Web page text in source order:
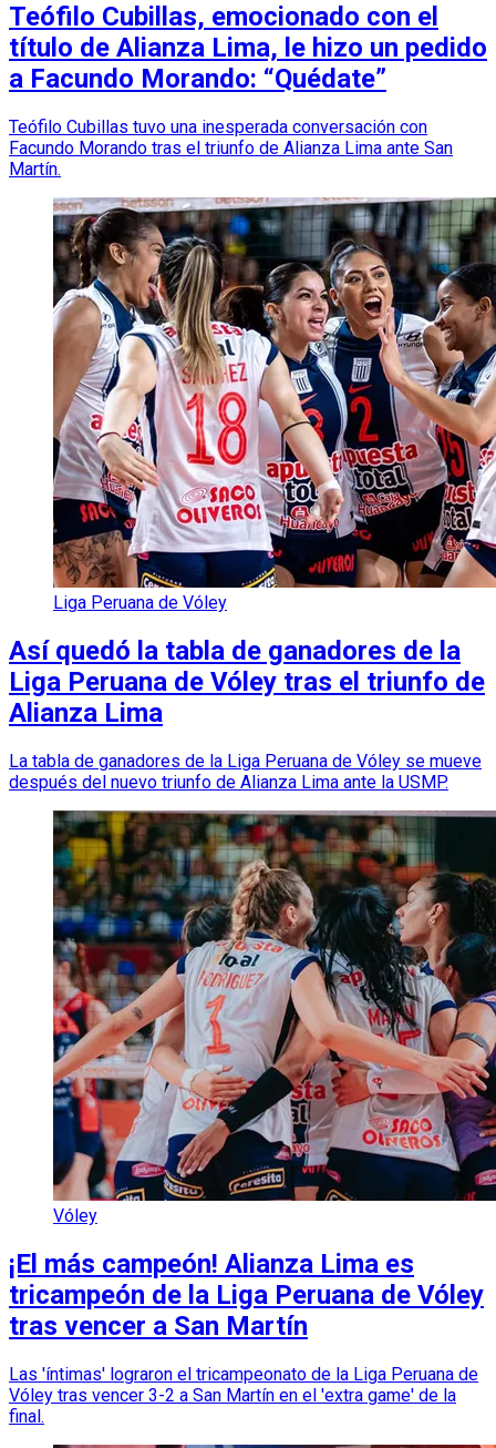
Teófilo Cubillas, emocionado con el
título de Alianza Lima, le hizo un pedido
a Facundo Morando: “Quédate”
Teófilo Cubillas tuvo una inesperada conversación con
Facundo Morando tras el triunfo de Alianza Lima ante San
Martín.
Liga Peruana de Vóley
Así quedó la tabla de ganadores de la
Liga Peruana de Vóley tras el triunfo de
Alianza Lima
La tabla de ganadores de la Liga Peruana de Vóley se mueve
después del nuevo triunfo de Alianza Lima ante la USMP.
Vóley
¡El más campeón! Alianza Lima es
tricampeón de la Liga Peruana de Vóley
tras vencer a San Martín
Las 'íntimas' lograron el tricampeonato de la Liga Peruana de
Vóley tras vencer 3-2 a San Martín en el 'extra game' de la
final.